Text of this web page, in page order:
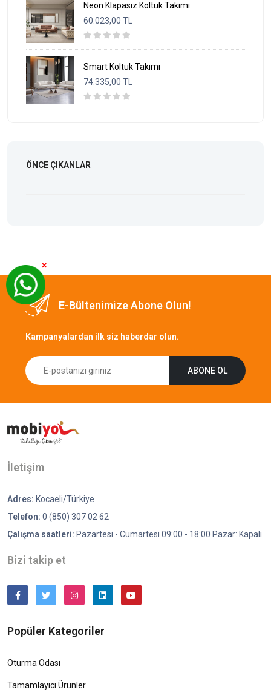
Neon Klapasız Koltuk Takımı
60.023,00 TL
Smart Koltuk Takımı
74.335,00 TL
ÖNCE ÇIKANLAR
E-Bültenimize Abone Olun!
Kampanyalardan ilk siz haberdar olun.
ABONE OL
İletişim
Adres: Kocaeli/Türkiye
Telefon: 0 (850) 307 02 62
Çalışma saatleri: Pazartesi - Cumartesi 09:00 - 18:00 Pazar: Kapalı
Bizi takip et
Popüler Kategoriler
Oturma Odası
Tamamlayıcı Ürünler
×